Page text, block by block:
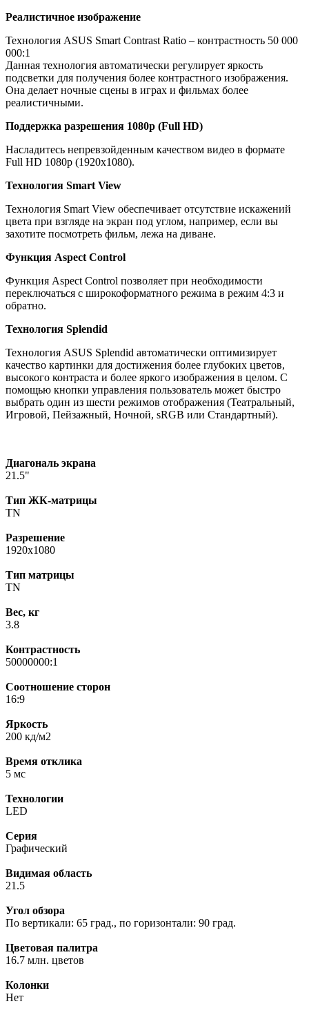
Реалистичное изображение
Технология ASUS Smart Contrast Ratio – контрастность 50 000
000:1
Данная технология автоматически регулирует яркость
подсветки для получения более контрастного изображения.
Она делает ночные сцены в играх и фильмах более
реалистичными.
Поддержка разрешения 1080p (Full HD)
Насладитесь непревзойденным качеством видео в формате
Full HD 1080p (1920x1080).
Технология Smart View
Технология Smart View обеспечивает отсутствие искажений
цвета при взгляде на экран под углом, например, если вы
захотите посмотреть фильм, лежа на диване.
Функция Aspect Control
Функция Aspect Control позволяет при необходимости
переключаться с широкоформатного режима в режим 4:3 и
обратно.
Технология Splendid
Технология ASUS Splendid автоматически оптимизирует
качество картинки для достижения более глубоких цветов,
высокого контраста и более яркого изображения в целом. С
помощью кнопки управления пользователь может быстро
выбрать один из шести режимов отображения (Театральный,
Игровой, Пейзажный, Ночной, sRGB или Стандартный).
Диагональ экрана
21.5"
Тип ЖК-матрицы
TN
Разрешение
1920x1080
Тип матрицы
TN
Вес, кг
3.8
Контрастность
50000000:1
Соотношение сторон
16:9
Яркость
200 кд/м2
Время отклика
5 мс
Технологии
LED
Серия
Графический
Видимая область
21.5
Угол обзора
По вертикали: 65 град., по горизонтали: 90 град.
Цветовая палитра
16.7 млн. цветов
Колонки
Нет